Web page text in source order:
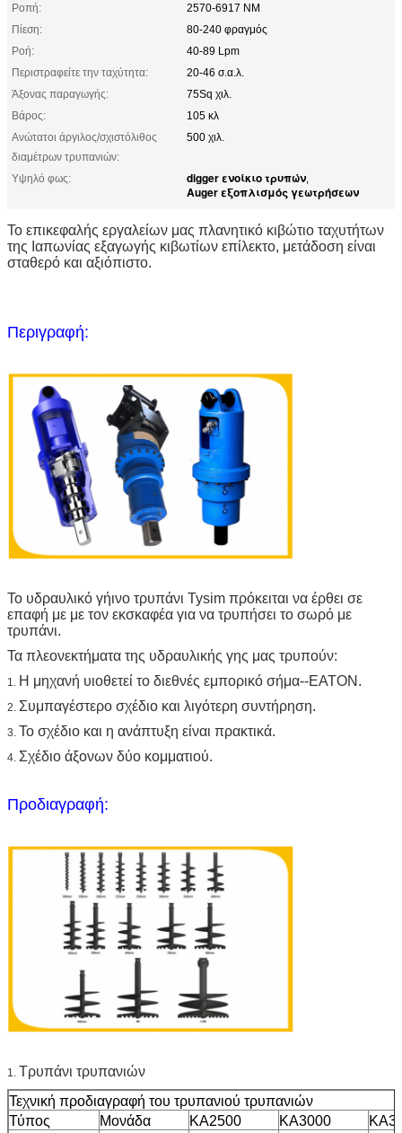
Ροπή:
2570-6917 NM
Πίεση:
80-240 φραγμός
Ροή:
40-89 Lpm
Περιστραφείτε την ταχύτητα:
20-46 σ.α.λ.
Άξονας παραγωγής:
75Sq χιλ.
Βάρος:
105 κλ
Ανώτατοι άργιλος/σχιστόλιθος
διαμέτρων τρυπανιών:
500 χιλ.
Υψηλό φως: digger ενοίκιο τρυπών,
Auger εξοπλισμός γεωτρήσεων
Το επικεφαλής εργαλείων μας πλανητικό κιβώτιο ταχυτήτων
της Ιαπωνίας εξαγωγής κιβωτίων επίλεκτο, μετάδοση είναι
σταθερό και αξιόπιστο.
Περιγραφή:
Το υδραυλικό γήινο τρυπάνι Tysim πρόκειται να έρθει σε
επαφή με με τον εκσκαφέα για να τρυπήσει το σωρό με
τρυπάνι.
Τα πλεονεκτήματα της υδραυλικής γης μας τρυπούν:
1. Η μηχανή υιοθετεί το διεθνές εμπορικό σήμα--EATON.
2. Συμπαγέστερο σχέδιο και λιγότερη συντήρηση.
3. Το σχέδιο και η ανάπτυξη είναι πρακτικά.
4. Σχέδιο άξονων δύο κομματιού.
Προδιαγραφή:
1. Τρυπάνι τρυπανιών
Τεχνική προδιαγραφή του τρυπανιού τρυπανιών
Τύπος
Μονάδα KA2500 KA3000